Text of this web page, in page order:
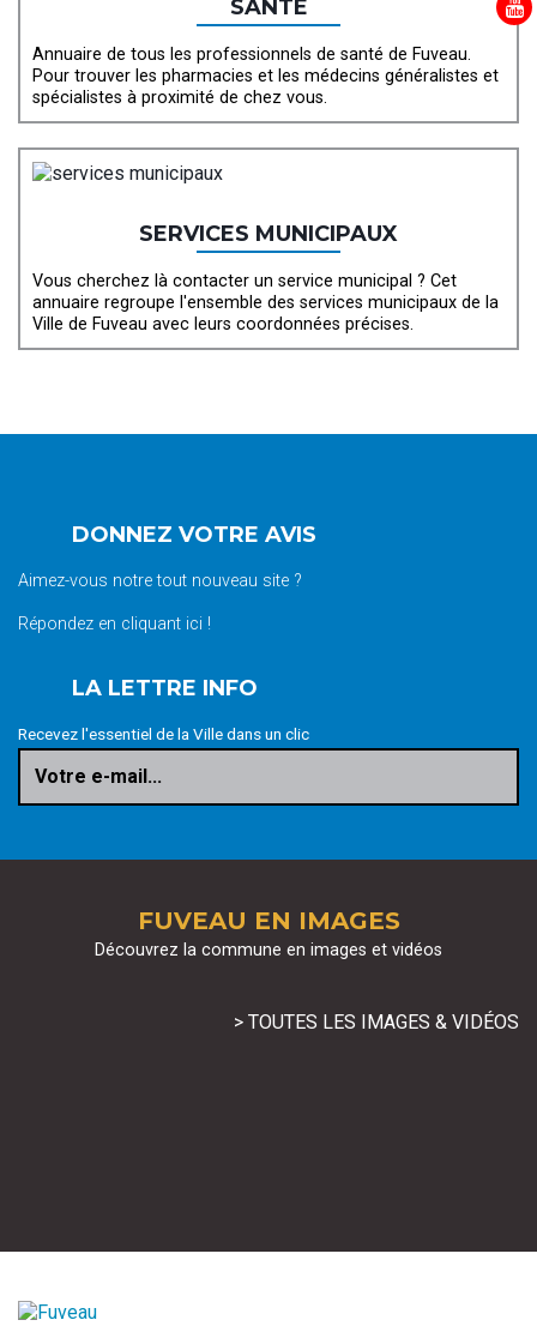
SANTÉ
Annuaire de tous les professionnels de santé de Fuveau.
Pour trouver les pharmacies et les médecins généralistes et
spécialistes à proximité de chez vous.
SERVICES MUNICIPAUX
Vous cherchez là contacter un service municipal ? Cet
annuaire regroupe l'ensemble des services municipaux de la
Ville de Fuveau avec leurs coordonnées précises.
DONNEZ VOTRE AVIS
Aimez-vous notre tout nouveau site ?
Répondez en cliquant ici !
LA LETTRE INFO
Recevez l'essentiel de la Ville dans un clic
Votre e-mail...
FUVEAU EN IMAGES
Découvrez la commune en images et vidéos
> TOUTES LES IMAGES & VIDÉOS